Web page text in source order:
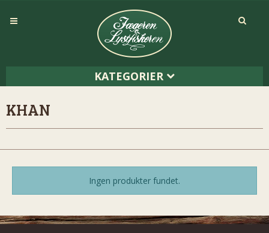
KATEGORIER
KHAN
Ingen produkter fundet.